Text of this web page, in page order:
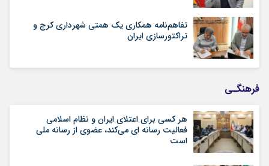
تفاهم‌نامه همکاری یک همتی شهرداری کرج و
تراکتورسازی ایران
فرهنگـی
هر کسی برای اعتلای ایران و نظام اسلامی
فعالیت رسانه ای می‌کند، عضوی از رسانه ملی
است